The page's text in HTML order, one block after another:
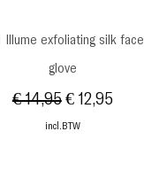
Snel overzicht
Illume exfoliating silk face
glove
Normale prijs
€ 14,95 Verkoopprijs
€ 12,95
incl.BTW